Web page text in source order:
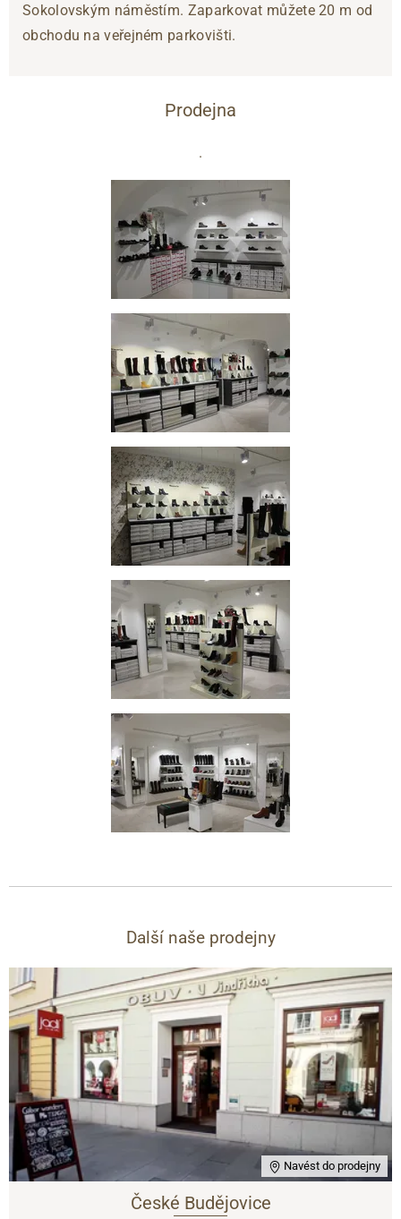
Sokolovským náměstím. Zaparkovat můžete 20 m od
obchodu na veřejném parkovišti.
Prodejna
.
Další naše prodejny
Navést do prodejny
České Budějovice